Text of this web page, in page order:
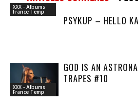
XXX - Albums
France Temp
PSYKUP – HELLO
XXX - Albums
France Temp
GOD IS AN
TRAPES #10